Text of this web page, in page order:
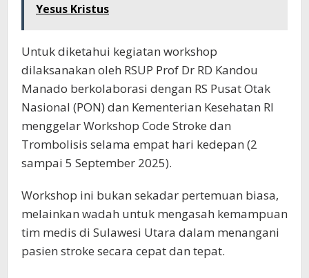
Yesus Kristus
Untuk diketahui kegiatan workshop
dilaksanakan oleh RSUP Prof Dr RD Kandou
Manado berkolaborasi dengan RS Pusat Otak
Nasional (PON) dan Kementerian Kesehatan RI
menggelar Workshop Code Stroke dan
Trombolisis selama empat hari kedepan (2
sampai 5 September 2025).
Workshop ini bukan sekadar pertemuan biasa,
melainkan wadah untuk mengasah kemampuan
tim medis di Sulawesi Utara dalam menangani
pasien stroke secara cepat dan tepat.